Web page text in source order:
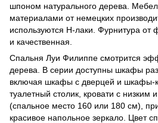
шпоном натурального дерева.
материалами от немецких
используются Н-лаки. Фурнитура
и качественная.
Спальня Луи Филиппе смотрится
дерева. В серии доступны шкафы
включая шкафы с дверцей и шкафы-
туалетный столик, кровати с низким
(спальное место 160 или 180 см),
красивое напольное зеркало. Цвет